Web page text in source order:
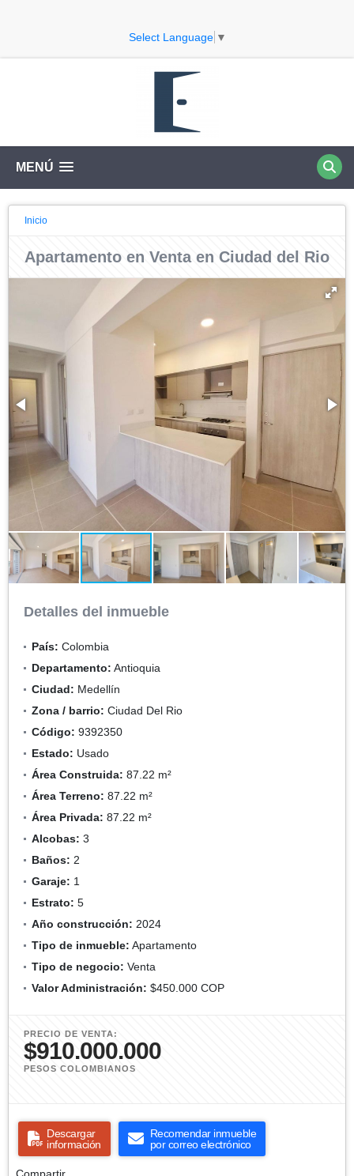
Select Language ▼
MENÚ
Inicio
Apartamento en Venta en Ciudad del Rio
Detalles del inmueble
País: Colombia
Departamento: Antioquia
Ciudad: Medellín
Zona / barrio: Ciudad Del Rio
Código: 9392350
Estado: Usado
Área Construida: 87.22 m²
Área Terreno: 87.22 m²
Área Privada: 87.22 m²
Alcobas: 3
Baños: 2
Garaje: 1
Estrato: 5
Año construcción: 2024
Tipo de inmueble: Apartamento
Tipo de negocio: Venta
Valor Administración: $450.000 COP
PRECIO DE VENTA:
$910.000.000
PESOS COLOMBIANOS
Descargar
información
Recomendar inmueble
por correo electrónico
Compartir